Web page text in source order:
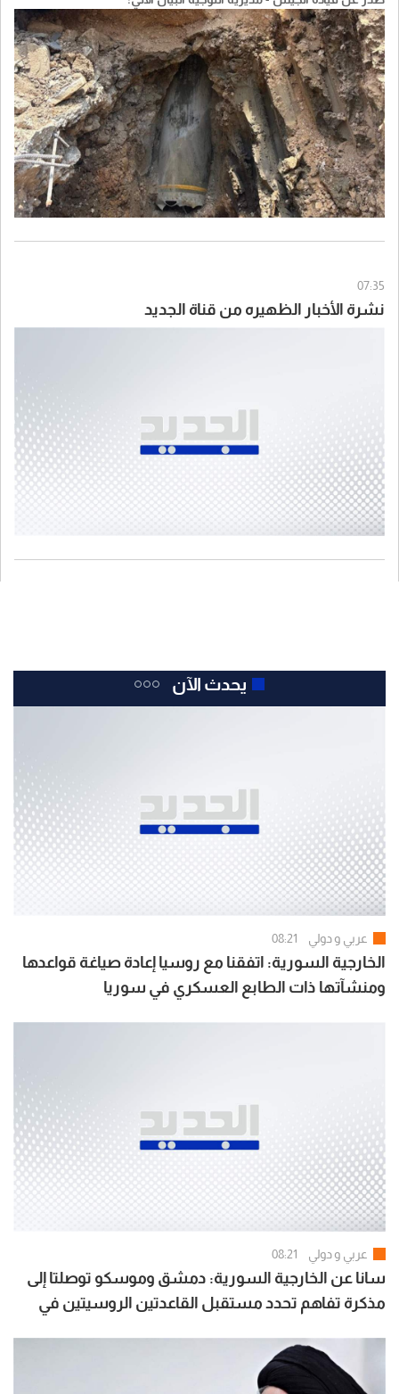
07:35
نشرة الأخبار الظهيره من قناة الجديد
يحدث الآن
عربي و دولي 08:21
الخارجية السورية: اتفقنا مع روسيا إعادة صياغة قواعدها
ومنشآتها ذات الطابع العسكري في سوريا
عربي و دولي 08:21
سانا عن الخارجية السورية: دمشق وموسكو توصلتا إلى
مذكرة تفاهم تحدد مستقبل القاعدتين الروسيتين في